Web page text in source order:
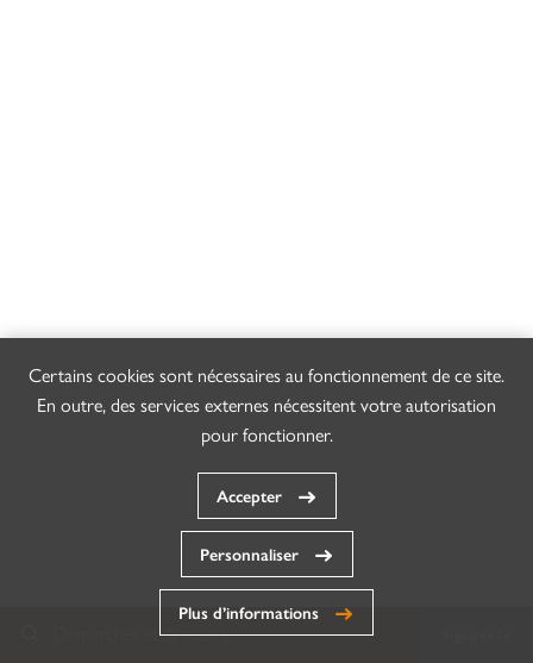
Démarches et Annuaire
Certains cookies sont nécessaires au fonctionnement de ce site.
En outre, des services externes nécessitent votre autorisation
pour fonctionner.
Accepter
Personnaliser
Plus d’informations